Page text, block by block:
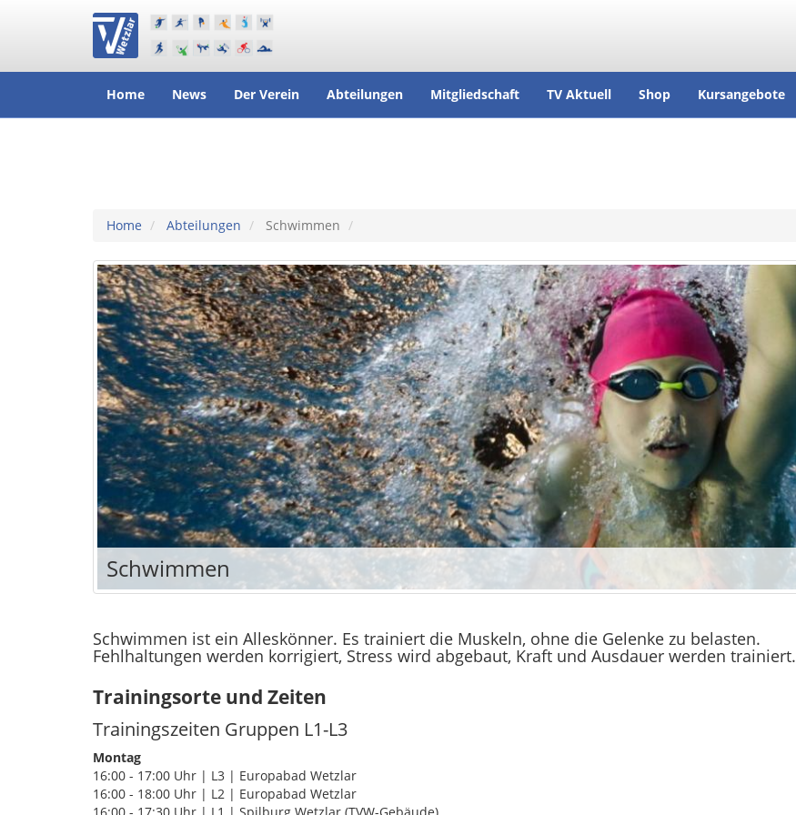
Home News Der Verein Abteilungen Mitgliedschaft TV Aktuell Shop Kursangebote
Home Abteilungen Schwimmen
Schwimmen
Schwimmen ist ein Alleskönner. Es trainiert die Muskeln, ohne die Gelenke zu belasten.
Fehlhaltungen werden korrigiert, Stress wird abgebaut, Kraft und Ausdauer werden trainiert.
Trainingsorte und Zeiten
Trainingszeiten Gruppen L1-L3
Montag
16:00 - 17:00 Uhr | L3 | Europabad Wetzlar
16:00 - 18:00 Uhr | L2 | Europabad Wetzlar